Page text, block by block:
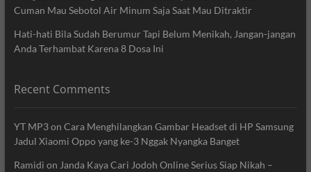
Cuman Mau Sebotol Air Minum Saja Saat Mau Ditraktir
Hati-hati Bila Sudah Berumur Tapi Belum Menikah, Jangan-jangan
Anda Terhambat Karena 8 Dosa Ini
Recent Comments
YT MP3on Cara Menghilangkan Gambar Headset di HP Samsung
Jadul Xiaomi Oppo yang ke-3 Nggak Nyangka Banget
Ramidi on Janda Kaya Cari Jodoh Online Serius Siap Nikah –